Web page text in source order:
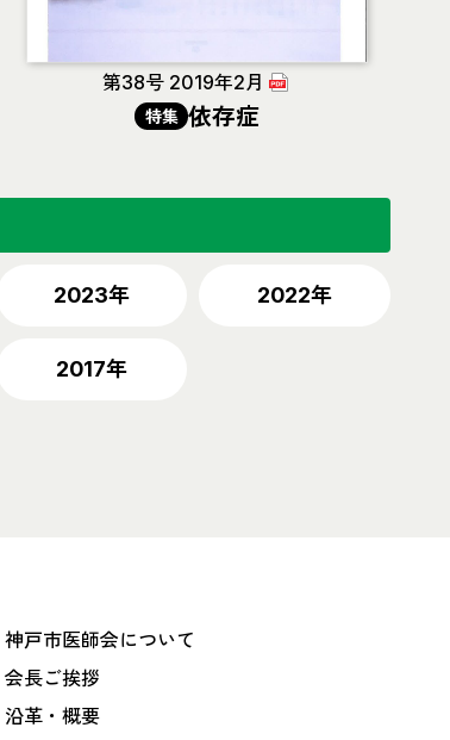
第38号 2019年2月
特集 依存症
2023年 2022年
2017年
神戸市医師会について
会長ご挨拶
沿革・概要